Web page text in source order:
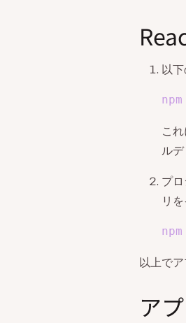
以
npm
これ
ルデ
プ
リ
npm
以上で
ア